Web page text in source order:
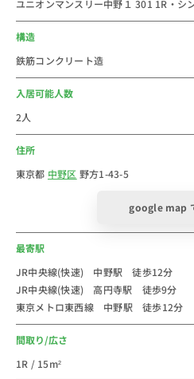
側両方）
・全室の外側ドアノブ（18個）
建物共有部の高頻度接触箇所
お客様の安心・安全への弊社
＜物件の特徴＞
です。（法人のお客様はお部
メ）
中野駅と高円寺駅どちらからで
お部屋はシンプルな作りです
明るく感じられるお部屋ばかり
また、中野駅と高円寺駅とも
で、ぜひ、休みごとに遊びに
気軽にウィークリー・マンス
られる物件です！
ユニオンマンスリー中野１ 301 1R・シ
構造
鉄筋コンクリート造
入居可能人数
2人
住所
東京都 中野区 野方1-43-5
google map
最寄駅
JR中央線(快速) 中野駅 徒歩12分
JR中央線(快速) 高円寺駅 徒歩9分
東京メトロ東西線 中野駅 徒歩12分
間取り/広さ
1R / 15m²